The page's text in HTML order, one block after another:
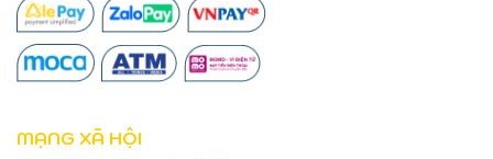
MẠNG XÃ HỘI